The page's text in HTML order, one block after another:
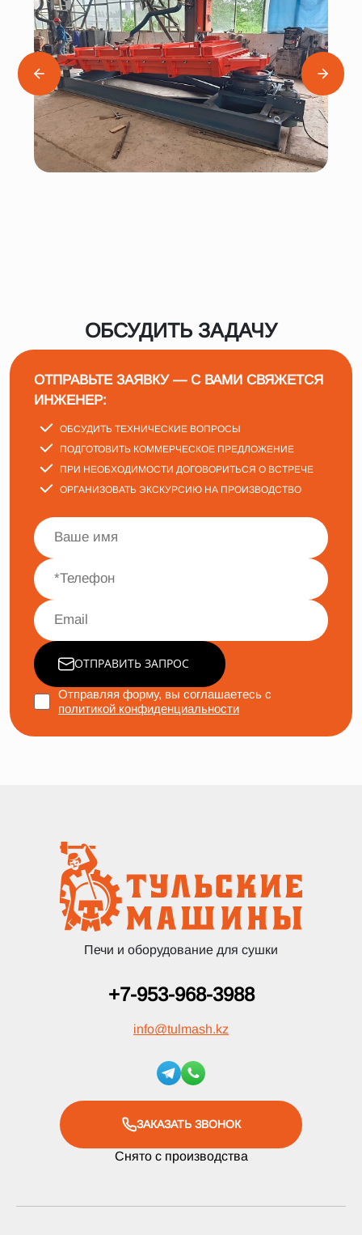
ОБСУДИТЬ ЗАДАЧУ
ОТПРАВЬТЕ ЗАЯВКУ — С ВАМИ СВЯЖЕТСЯ
ИНЖЕНЕР:
ОБСУДИТЬ ТЕХНИЧЕСКИЕ ВОПРОСЫ
ПОДГОТОВИТЬ КОММЕРЧЕСКОЕ ПРЕДЛОЖЕНИЕ
ПРИ НЕОБХОДИМОСТИ ДОГОВОРИТЬСЯ О ВСТРЕЧЕ
ОРГАНИЗОВАТЬ ЭКСКУРСИЮ НА ПРОИЗВОДСТВО
ОТПРАВИТЬ ЗАПРОС
Отправляя форму, вы соглашаетесь с
политикой конфиденциальности
Печи и оборудование для сушки
+7-953-968-3988
info@tulmash.kz
ЗАКАЗАТЬ ЗВОНОК
Снято с производства